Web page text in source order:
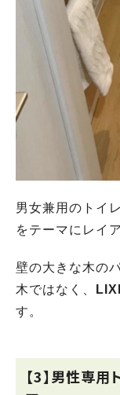
男女兼用のトイ
をテーマにレイ
壁の大きな木の
木ではなく、
す。
【3】男性専用